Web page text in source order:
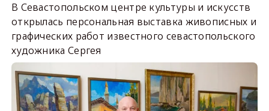
В Севастопольском центре культуры и искусств
открылась персональная выставка живописных и
графических работ известного севастопольского
художника Сергея